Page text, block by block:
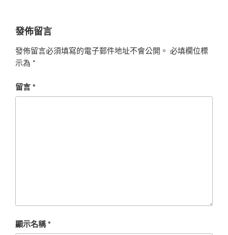
發佈留言
發佈留言必須填寫的電子郵件地址不會公開。 必填欄位標
示為 *
留言*
顯示名稱*